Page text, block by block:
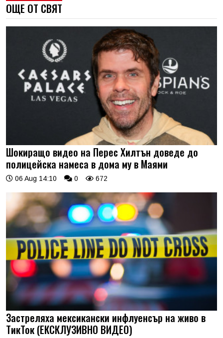
ОЩЕ ОТ СВЯТ
Шокиращо видео на Перес Хилтън доведе до
полицейска намеса в дома му в Маями
06 Aug 14:10 0 672
Застреляха мексикански инфлуенсър на живо в
ТикТок (ЕКСКЛУЗИВНО ВИДЕО)